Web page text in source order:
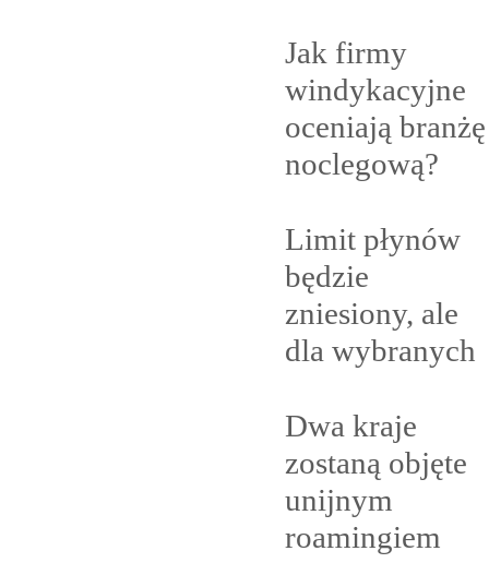
Jak firmy
windykacyjne
oceniają branżę
noclegową?
Limit płynów
będzie
zniesiony, ale
dla wybranych
Dwa kraje
zostaną objęte
unijnym
roamingiem